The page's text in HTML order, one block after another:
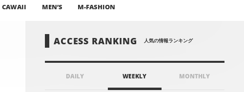
CAWAII MEN’S M-FASHION
ACCESS RANKING 人気の情報ランキング
DAILY WEEKLY MONTHLY